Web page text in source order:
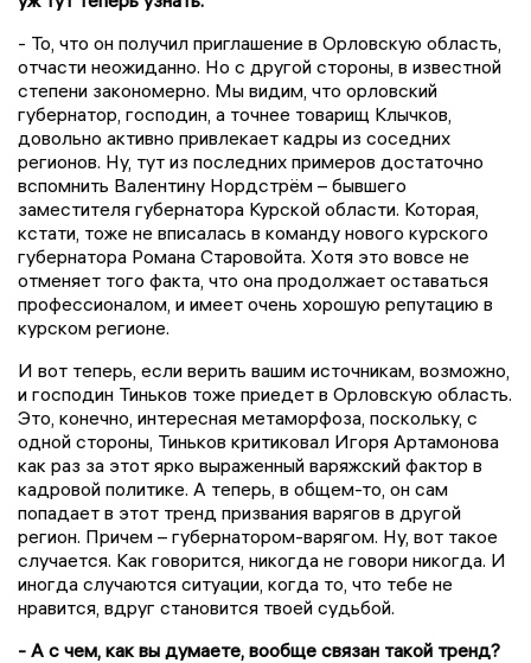
- То, что он получил приглашение в Орловскую область,
отчасти неожиданно. Но с другой стороны, в известной
степени закономерно. Мы видим, что орловский
губернатор, господин, а точнее товарищ Клычков,
довольно активно привлекает кадры из соседних
регионов. Ну, тут из последних примеров достаточно
вспомнить Валентину Нордстрём – бывшего
заместителя губернатора Курской области. Которая,
кстати, тоже не вписалась в команду нового курского
губернатора Романа Старовойта. Хотя это вовсе не
отменяет того факта, что она продолжает оставаться
профессионалом, и имеет очень хорошую репутацию в
курском регионе.
И вот теперь, если верить вашим источникам, возможно,
и господин Тиньков тоже приедет в Орловскую область.
Это, конечно, интересная метаморфоза, поскольку, с
одной стороны, Тиньков критиковал Игоря Артамонова
как раз за этот ярко выраженный варяжский фактор в
кадровой политике. А теперь, в общем-то, он сам
попадает в этот тренд призвания варягов в другой
регион. Причем – губернатором-варягом. Ну, вот такое
случается. Как говорится, никогда не говори никогда. И
иногда случаются ситуации, когда то, что тебе не
нравится, вдруг становится твоей судьбой.
- А с чем, как вы думаете, вообще связан такой тренд?